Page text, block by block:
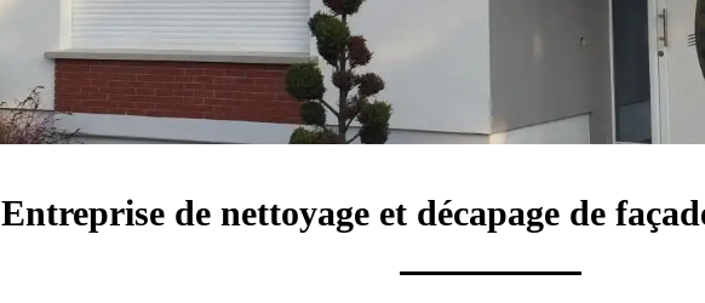
Entreprise de nettoyage et décapage de